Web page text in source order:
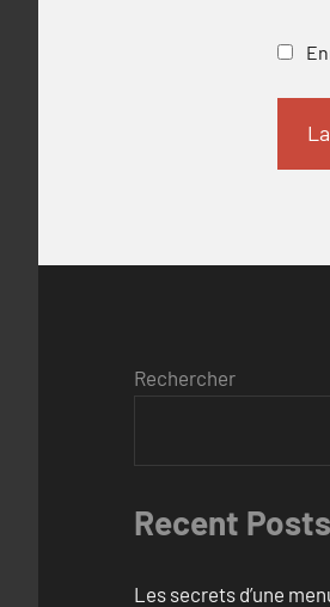
Rechercher
Recent Posts
Les secrets d’une